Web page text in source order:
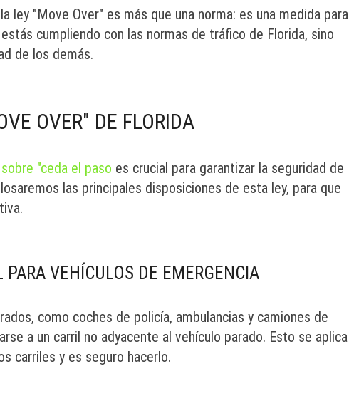
ley "Move Over" es más que una norma: es una medida para
cumpliendo con las normas de tráfico de Florida, sino
de los demás.
OVER" DE FLORIDA
"ceda el paso es crucial para garantizar la seguridad de
las principales disposiciones de esta ley, para que
VEHÍCULOS DE EMERGENCIA
como coches de policía, ambulancias y camiones de
a un carril no adyacente al vehículo parado. Esto se aplica
carriles y es seguro hacerlo.